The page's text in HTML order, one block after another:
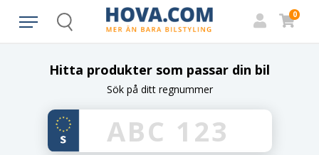
Search
0
Hitta produkter som passar din bil
Sök på ditt regnummer